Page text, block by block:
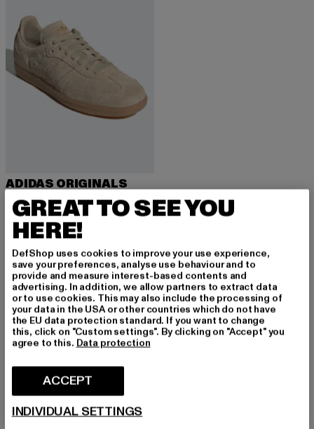
ADIDAS ORIGINALS
Samba OG
650,95 kr
Nuvarande pris: 650,95 kr
1 385 kr Kampanjpris: 1 385 kr
REGISTRERA DIG FÖR ATT HÅLLA
DIG INSPIRERAD!
Prenumerera på vårt nyhetsbrev här och få fra
nden och kuponger från DefShop via e-post!
Vilka produkter är du intresserad av?
GREAT TO SEE YOU
HERE!
DefShop uses cookies to improve your use experience,
save your preferences, analyse use behaviour and to
provide and measure interest-based contents and
advertising. In addition, we allow partners to extract data
or to use cookies. This may also include the processing of
your data in the USA or other countries which do not have
the EU data protection standard. If you want to change
this, click on "Custom settings". By clicking on "Accept" you
agree to this. Data protection
ACCEPT
INDIVIDUAL SETTINGS